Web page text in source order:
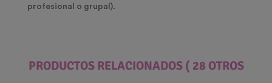
profesional o grupal).
PRODUCTOS RELACIONADOS ( 28 OTROS